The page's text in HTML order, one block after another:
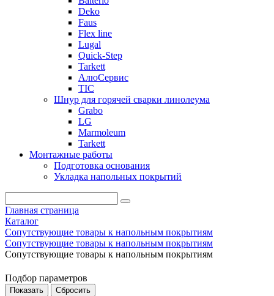
Deko
Faus
Flex line
Lugal
Quick-Step
Tarkett
АлюСервис
ТІС
Шнур для горячей сварки линолеума
Grabo
LG
Marmoleum
Tarkett
Монтажные работы
Подготовка основания
Укладка напольных покрытий
Главная страница
Каталог
Сопутствующие товары к напольным покрытиям
Сопутствующие товары к напольным покрытиям
Сопутствующие товары к напольным покрытиям
Подбор параметров